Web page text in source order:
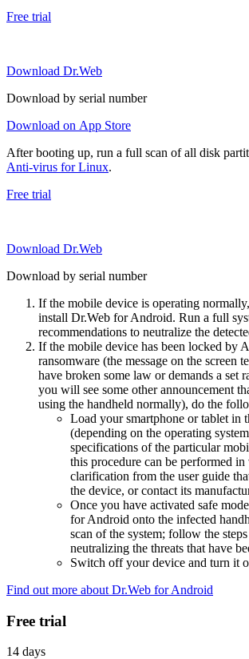
Free trial
Download Dr.Web
Download by serial number
Download on App Store
After booting up, run a full scan of all disk
Anti-virus for Linux.
Free trial
Download Dr.Web
Download by serial number
If the mobile device is operating
install Dr.Web for Android. Run a full
recommendations to neutralize the
If the mobile device has been locked by
ransomware (the message on the screen
have broken some law or demands a set
you will see some other announcement
using the handheld normally), do the
Load your smartphone or tablet in
(depending on the operating
specifications of the particular
this procedure can be performed
clarification from the user guide
the device, or contact its
Once you have activated safe
for Android onto the infected
scan of the system; follow the
neutralizing the threats that have
Switch off your device and turn it
Find out more about Dr.Web for Android
Free trial
14 days